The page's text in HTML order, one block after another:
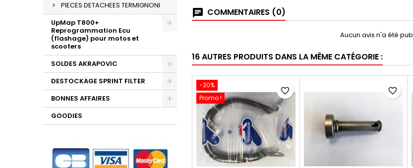
PIECES DETACHEES TERMIGNONI
UpMap T800+
Reprogrammation Ecu
(flashage) pour motos et
scooters
SOLDES AKRAPOVIC
DESTOCKAGE SPRINT FILTER
BONNES AFFAIRES
GOODIES
COMMENTAIRES (0)
Aucun avis n'a été
16 AUTRES PRODUITS DANS LA MÊME CATÉGORIE :
-20%
Promo !
favorite_border favorite_border